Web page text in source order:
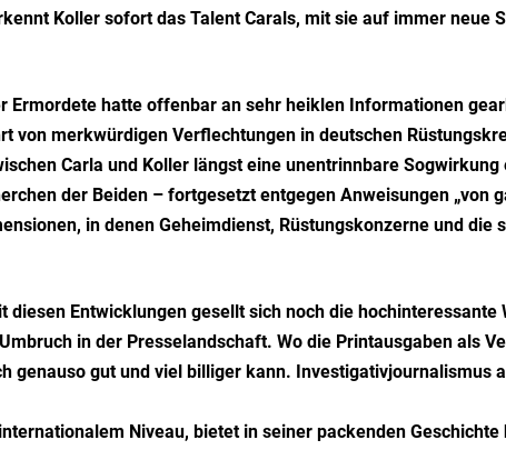
Koller sofort das Talent Carals, mit sie auf immer neue
Ermordete hatte offenbar an sehr heiklen Informationen
von merkwürdigen Verflechtungen in deutschen
Carla und Koller längst eine unentrinnbare
der Beiden – fortgesetzt entgegen Anweisungen „von
in denen Geheimdienst, Rüstungskonzerne und die
Entwicklungen gesellt sich noch die
in der Presselandschaft. Wo die Printausgaben als
genauso gut und viel billiger kann. Investigativjournalismus
Niveau, bietet in seiner packenden